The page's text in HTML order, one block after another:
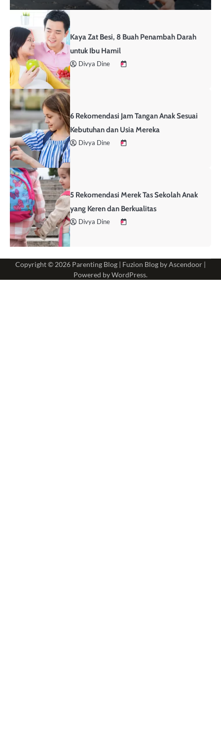
Kaya Zat Besi, 8 Buah Penambah Darah
untuk Ibu Hamil
Divya Dine
6 Rekomendasi Jam Tangan Anak Sesuai
Kebutuhan dan Usia Mereka
Divya Dine
5 Rekomendasi Merek Tas Sekolah Anak
yang Keren dan Berkualitas
Divya Dine
Copyright © 2026 Parenting Blog | Fuzion Blog byAscendoor |
Powered byWordPress.